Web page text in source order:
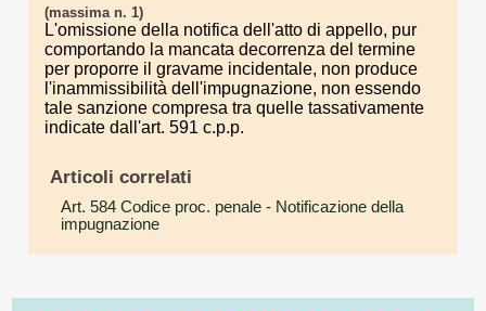
(massima n. 1)
L'omissione della notifica dell'atto di appello, pur
comportando la mancata decorrenza del termine
per proporre il gravame incidentale, non produce
l'inammissibilità dell'impugnazione, non essendo
tale sanzione compresa tra quelle tassativamente
indicate dall'art. 591 c.p.p.
Articoli correlati
Art. 584 Codice proc. penale - Notificazione della
impugnazione